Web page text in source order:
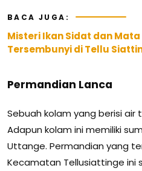
BACA JUGA:
Misteri Ikan Sidat dan
Tersembunyi di Tellu
Permandian Lanca
Sebuah kolam yang berisi air
Adapun kolam ini memiliki
Uttange. Permandian yang
Kecamatan Tellusiattinge ini